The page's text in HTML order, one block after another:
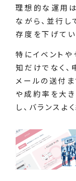
理想的な運用
ながら、並行
存度を下げてい
特にイベントや
知だけでなく、
メールの送付
や成約率を大
し、バランスよ